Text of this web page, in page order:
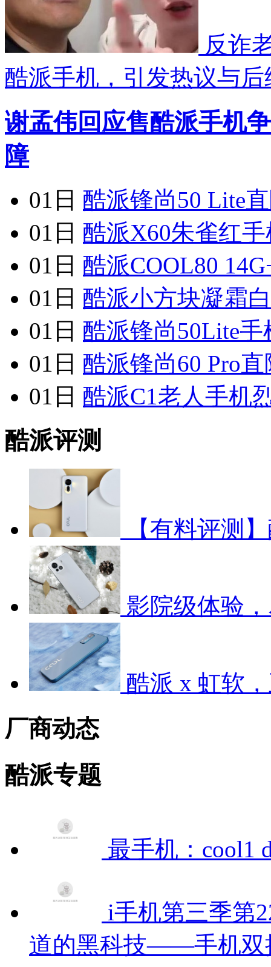
反诈
酷派手机，引发热议与后
谢孟伟回应售酷派手机
障
01日 酷派锋尚50 Lite
01日 酷派X60朱雀红
01日 酷派COOL80
01日 酷派小方块凝霜
01日 酷派锋尚50Lite
01日 酷派锋尚60 Pro
01日 酷派C1老人手机
酷派评测
【有料评测
影院级体验
酷派 x 虹软
厂商动态
酷派专题
最手机：cool1
i手机第三季第
道的黑科技——手机双